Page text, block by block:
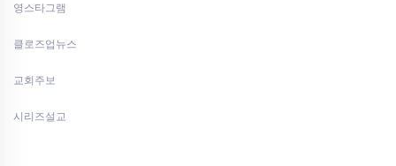
영스타그램
클로즈업뉴스
교회주보
시리즈설교